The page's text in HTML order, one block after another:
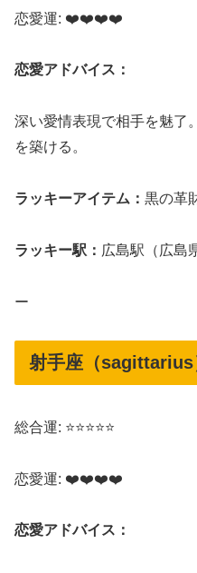
恋愛運: ❤️❤️❤️❤️
恋愛アドバイス：
深い愛情表現で相手を魅了
を築ける。
ラッキーアイテム： 黒の革
ラッキー駅： 広島駅（広島
ー
射手座（sagittarius
総合運: ⭐⭐⭐⭐⭐
恋愛運: ❤️❤️❤️❤️
恋愛アドバイス：